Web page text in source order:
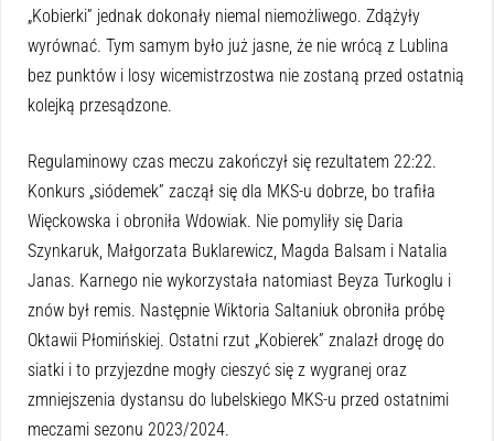
„Kobierki” jednak dokonały niemal niemożliwego. Zdążyły
wyrównać. Tym samym było już jasne, że nie wrócą z Lublina
bez punktów i losy wicemistrzostwa nie zostaną przed ostatnią
kolejką przesądzone.
Regulaminowy czas meczu zakończył się rezultatem 22:22.
Konkurs „siódemek” zaczął się dla MKS-u dobrze, bo trafiła
Więckowska i obroniła Wdowiak. Nie pomyliły się Daria
Szynkaruk, Małgorzata Buklarewicz, Magda Balsam i Natalia
Janas. Karnego nie wykorzystała natomiast Beyza Turkoglu i
znów był remis. Następnie Wiktoria Saltaniuk obroniła próbę
Oktawii Płomińskiej. Ostatni rzut „Kobierek” znalazł drogę do
siatki i to przyjezdne mogły cieszyć się z wygranej oraz
zmniejszenia dystansu do lubelskiego MKS-u przed ostatnimi
meczami sezonu 2023/2024.